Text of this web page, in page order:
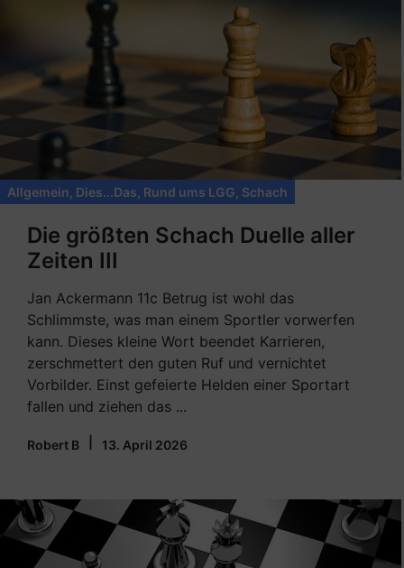
Allgemein Dies...Das Rund ums LGG Schach
Die größten Schach Duelle aller
Zeiten III
Jan Ackermann 11c Betrug ist wohl das
Schlimmste, was man einem Sportler vorwerfen
kann. Dieses kleine Wort beendet Karrieren,
zerschmettert den guten Ruf und vernichtet
Vorbilder. Einst gefeierte Helden einer Sportart
fallen und ziehen das ...
Robert B 13. April 2026